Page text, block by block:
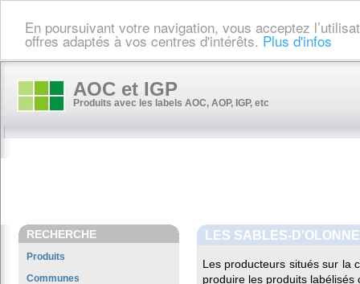
En poursuivant votre navigation, vous acceptez
offres adaptés à vos centres d'intérêts. Plus d'infos
AOC et IGP
Produits avec les labels AOC, AOP, IGP, etc
RECHERCHE
Produits
Communes
LES SABLES-D'OLONNE
Les producteurs situés sur la
produire les produits labélisés